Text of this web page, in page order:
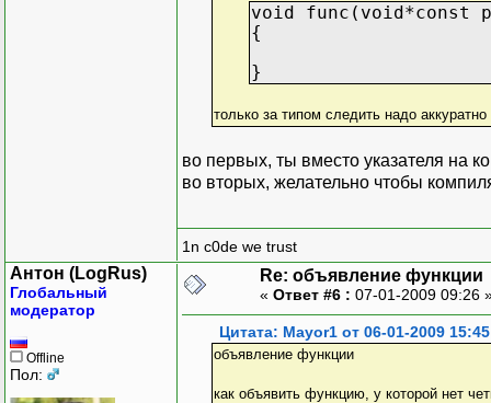
void func(void*const
{
}
только за типом следить надо
во первых, ты вместо указателя на
во вторых, желательно чтобы
1n c0de we trust
Антон (LogRus)
Глобальный
модератор
Offline
Пол:
Re: объявление функции
« Ответ #6 : 07-01-2009 09:26
Цитата: Mayor1 от 06-01-2009 15:45
объявление функции
как объявить функцию, у которой нет